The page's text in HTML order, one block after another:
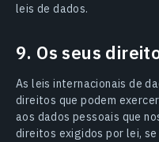
leis de dados.
9. Os seus
As leis internacionais de
direitos que podem
aos dados pessoais que
direitos exigidos por lei, se